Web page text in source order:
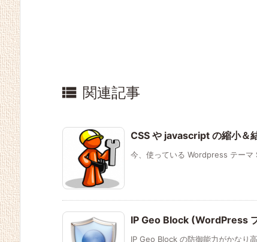
 関連記事
CSS や javascript の縮小＆
今、使っている Wordpress テー
IP Geo Block (WordPress
IP Geo Block の防御能力がかなり